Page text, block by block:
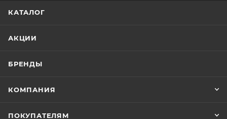
КАТАЛОГ
АКЦИИ
БРЕНДЫ
КОМПАНИЯ
ПОКУПАТЕЛЯМ